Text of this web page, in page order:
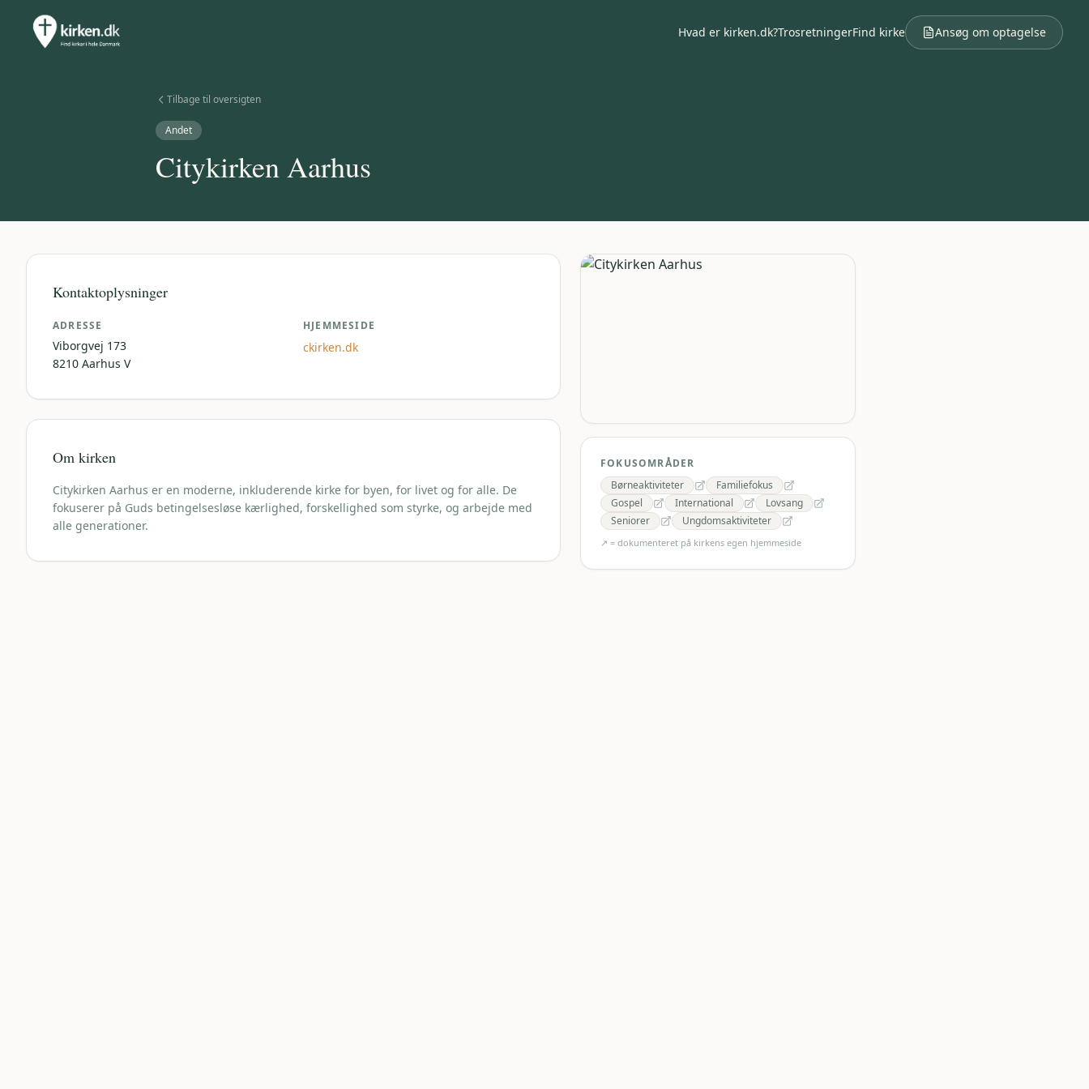
Hvad er kirken.dk?TrosretningerFind kirke Ansøg om optagelse
Tilbage til oversigten
Andet
Citykirken Aarhus
Kontaktoplysninger
ADRESSE
Viborgvej 173
8210 Aarhus V
HJEMMESIDE
ckirken.dk
Om kirken
Citykirken Aarhus er en moderne, inkluderende kirke for byen, for livet og for alle. De
fokuserer på Guds betingelsesløse kærlighed, forskellighed som styrke, og arbejde med
alle generationer.
FOKUSOMRÅDER
Børneaktiviteter
Familiefokus
Gospel
International
Lovsang
Seniorer
Ungdomsaktiviteter
↗ = dokumenteret på kirkens egen hjemmeside